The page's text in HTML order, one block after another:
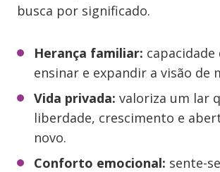
busca por significado.
Herança familiar:
ensinar e expandir a visão de
Vida privada: valoriza um lar
liberdade, crescimento e
novo.
Conforto emocional: sente-